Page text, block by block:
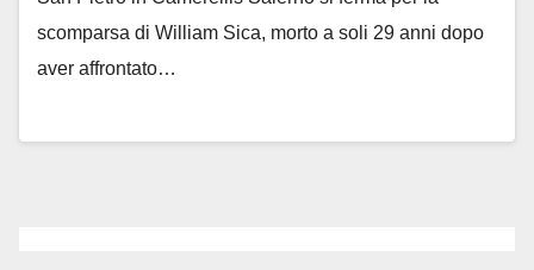
scomparsa di William Sica, morto a soli 29 anni dopo
aver affrontato…